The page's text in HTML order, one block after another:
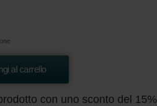
al carrello
con uno sconto del 15%